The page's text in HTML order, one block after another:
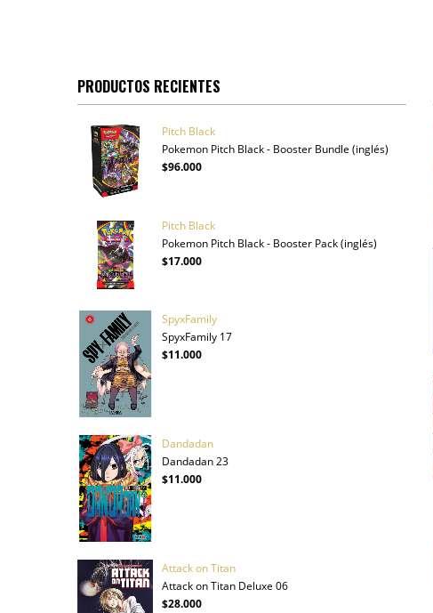
PRODUCTOS RECIENTES
Pitch Black
Pokemon Pitch Black - Booster Bundle (inglés)
$96.000
Pitch Black
Pokemon Pitch Black - Booster Pack (inglés)
$17.000
SpyxFamily
SpyxFamily 17
$11.000
Dandadan
Dandadan 23
$11.000
Attack on Titan
Attack on Titan Deluxe 06
$28.000